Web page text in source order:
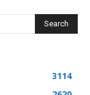
Search
3114